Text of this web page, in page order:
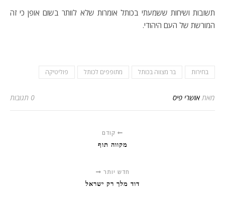
תשובות ושיחות ששמעתי בכותל אומרות שלא לוותר בשום אופן כי זה
המורשת של העם היהודי.
בחירות בר מצווה בכותל מתופפים לכותל פוליטיקה
מאתאושרי פיס 0 תגובות
קודם
מקווה תוף
חדש יותר
דוד מלך רק ישראל